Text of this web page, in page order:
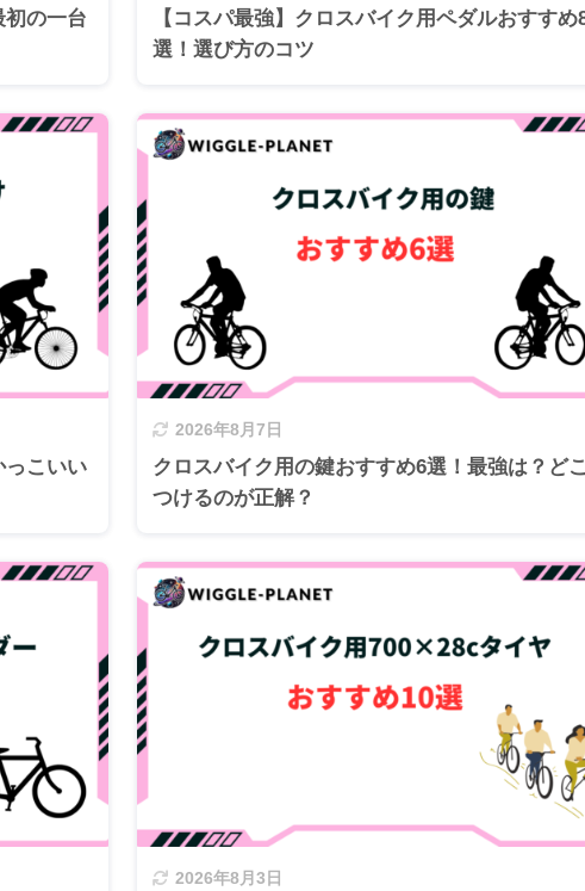
の一台
【コスパ最強】クロスバイク用ペダルおすすめ
選！選び方のコツ
っこいい
2026年8月7日
クロスバイク用の鍵おすすめ6選！最強は？ど
つけるのが正解？
2026年8月3日